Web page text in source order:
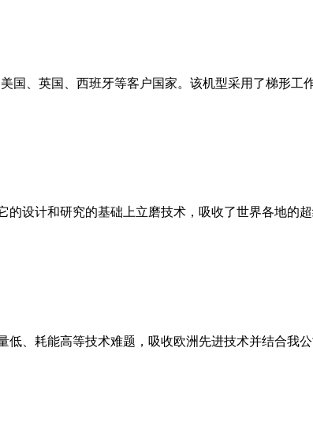
国、英国、西班牙等客户国家。该机型采用了梯形
设计和研究的基础上立磨技术，吸收了世界各地的
、耗能高等技术难题，吸收欧洲先进技术并结合我